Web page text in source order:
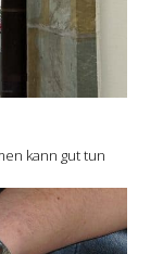
kann gut tun